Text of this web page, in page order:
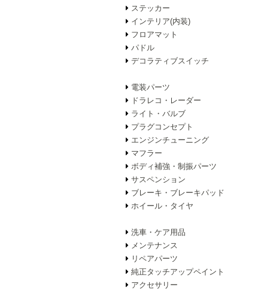
ステッカー
インテリア(内装)
フロアマット
パドル
デコラティブスイッチ
電装パーツ
ドラレコ・レーダー
ライト・バルブ
プラグコンセプト
エンジンチューニング
マフラー
ボディ補強・制振パーツ
サスペンション
ブレーキ・ブレーキパッド
ホイール・タイヤ
洗車・ケア用品
メンテナンス
リペアパーツ
純正タッチアップペイント
アクセサリー